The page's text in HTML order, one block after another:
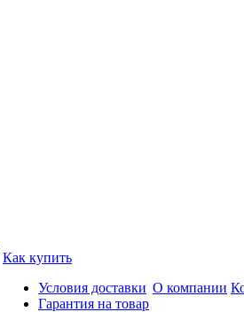
Как купить
Условия доставки
Гарантия на товар
О компании